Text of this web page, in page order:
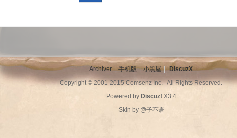
Archiver | 手机版 | 小黑屋 | DiscuzX
Copyright © 2001-2015Comsenz Inc.All Rights Reserved.
Powered by Discuz! X3.4
Skin by @子不语